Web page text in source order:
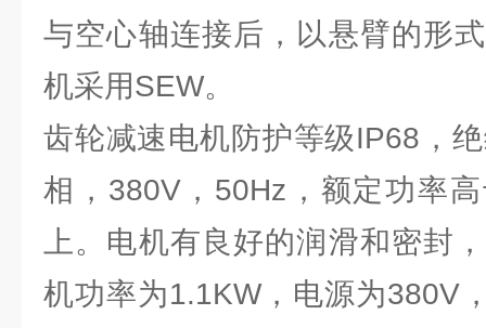
与空心轴连接后，以悬臂的形
机采用SEW。
齿轮减速电机防护等级IP68，
相，380V，50Hz，额定功率
上。电机有良好的润滑和密封
机功率为1.1KW，电源为380V